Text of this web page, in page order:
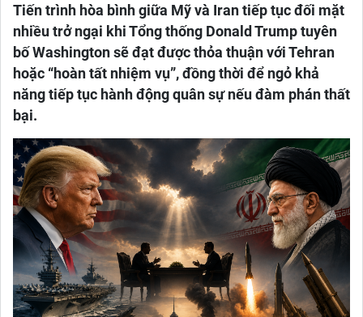
Tiến trình hòa bình giữa Mỹ và Iran tiếp tục đối mặt
nhiều trở ngại khi Tổng thống Donald Trump tuyên
bố Washington sẽ đạt được thỏa thuận với Tehran
hoặc “hoàn tất nhiệm vụ”, đồng thời để ngỏ khả
năng tiếp tục hành động quân sự nếu đàm phán thất
bại.